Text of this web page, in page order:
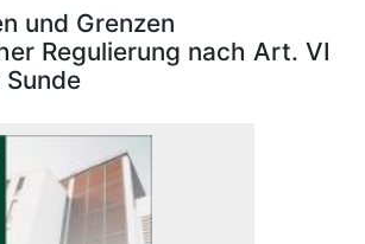
und Grenzen
Regulierung nach Art. VI
Sunde